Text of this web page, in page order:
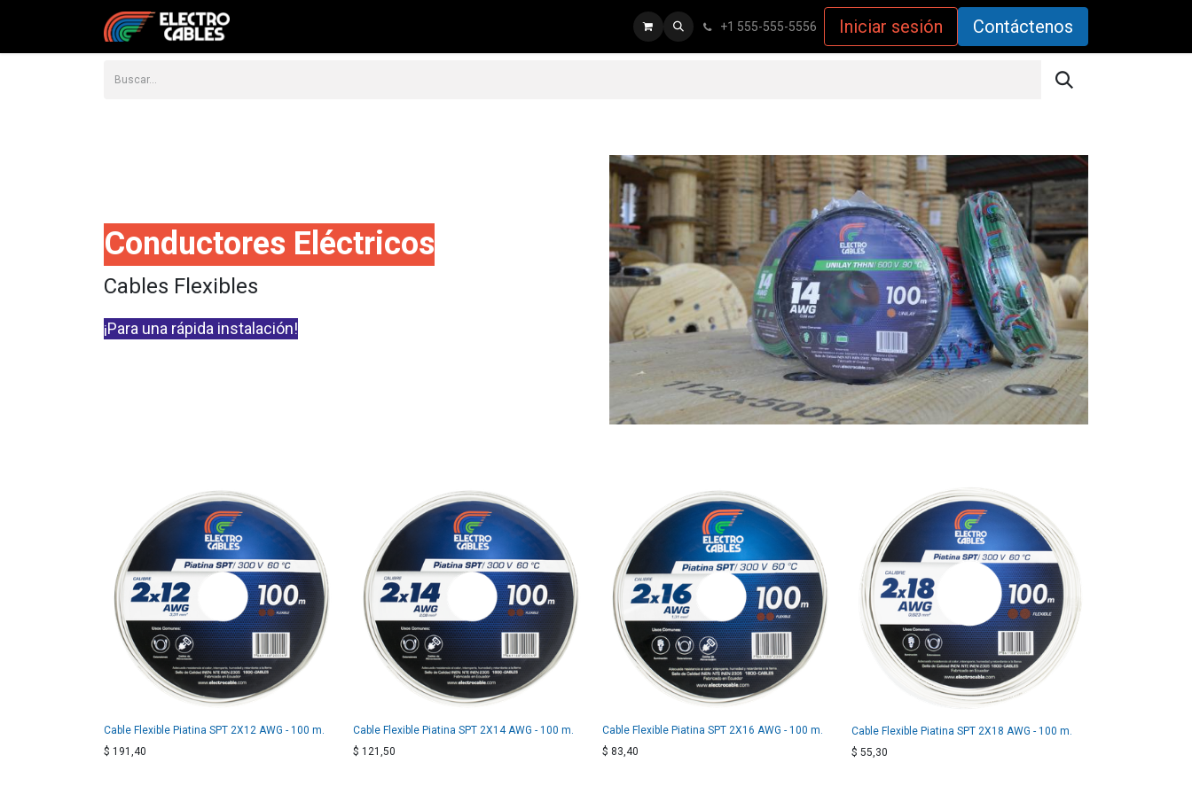
+1 555-555-5556 Iniciar sesión Contáctenos
Conductores Eléctricos
Cables Flexibles
¡Para una rápida instalación!
Cable Flexible Piatina SPT 2X12 AWG - 100 m.
$ 191,40
Cable Flexible Piatina SPT 2X14 AWG - 100 m.
$ 121,50
Cable Flexible Piatina SPT 2X16 AWG - 100 m.
$ 83,40
Cable Flexible Piatina SPT 2X18 AWG - 100 m.
$ 55,30